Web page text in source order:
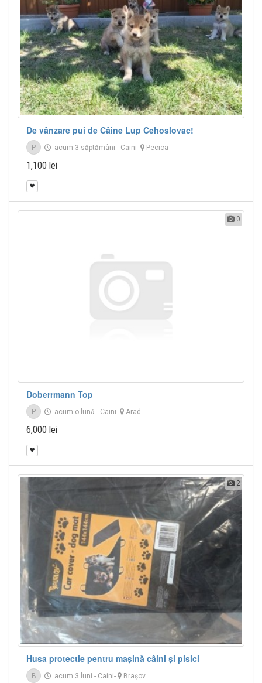
De vânzare pui de Câine Lup Cehoslovac!
P acum 3 săptămâni - Caini- Pecica
1,100 lei
0
Doberrmann Top
P acum o lună - Caini- Arad
6,000 lei
2
Husa protectie pentru mașină câini și pisici
B acum 3 luni - Caini- Braşov